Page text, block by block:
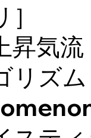
昇気流
リズム